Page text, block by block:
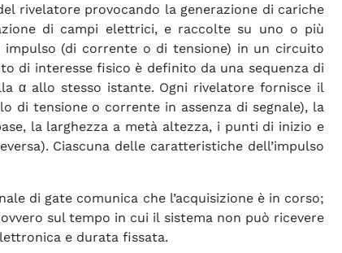
rivelatore provocando la generazione di cariche
di campi elettrici, e raccolte su uno o più
(di corrente o di tensione) in un circuito
di interesse fisico è definito da una sequenza di
α allo stesso istante. Ogni rivelatore fornisce il
di tensione o corrente in assenza di segnale), la
la larghezza a metà altezza, i punti di inizio e
Ciascuna delle caratteristiche dell’impulso
di gate comunica che l’acquisizione è in corso;
sul tempo in cui il sistema non può ricevere
e durata fissata.